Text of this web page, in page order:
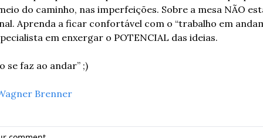
do caminho, nas imperfeições. Sobre a mesa NÃO
Aprenda a ficar confortável com o “trabalho em
em enxergar o POTENCIAL das ideias.
se faz ao andar” ;)
Brenner